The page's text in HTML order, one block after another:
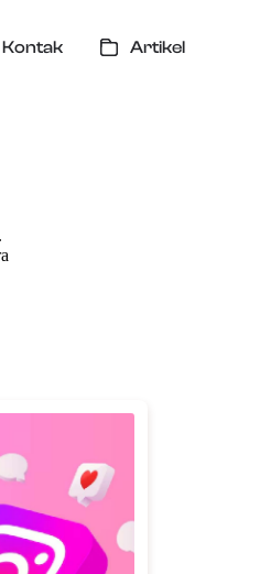
Kontak Artikel